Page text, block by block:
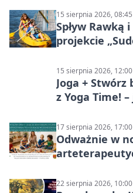
15 sierpnia 2026, 08:45
Spływ Rawką
projekcie
15 sierpnia 2026, 12:00
Joga +
z Yoga Time!
17 sierpnia 2026, 17:00
Odważnie w
22 sierpnia 2026, 10:00